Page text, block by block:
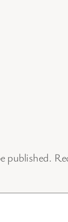
published.